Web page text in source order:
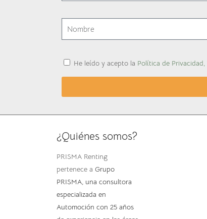
He leído y acepto la Política de Privacidad,
¿Quiénes somos?
PRISMA Renting
pertenece a Grupo
PRISMA, una consultora
especializada en
Automoción con 25 años